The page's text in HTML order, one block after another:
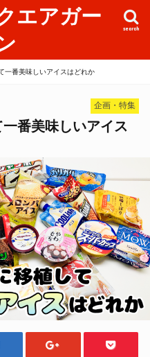
エアガー
search
一番美味しいアイスはどれか
企画・特集
番美味しいアイス